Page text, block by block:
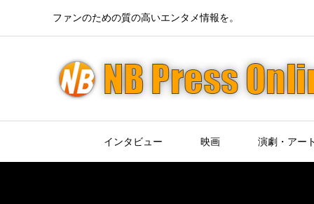
ファンのための質の高いエンタメ情報を。
インタビュー 映画 演劇・アー